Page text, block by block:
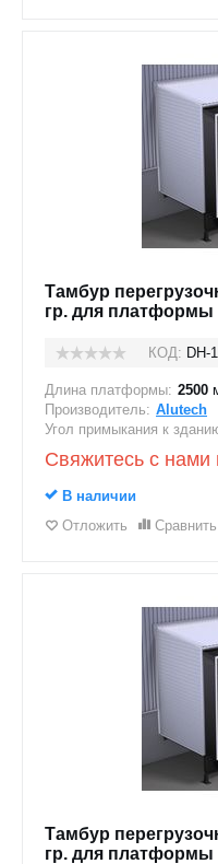
Тамбур
гр. для платформы
КОД: DH-
Длина платформы: 2500
Производитель: Alutech
Угол примыкания к
Свяжитесь с нами
В наличии
Отложить
Сравнить
Тамбур
гр. для платформы